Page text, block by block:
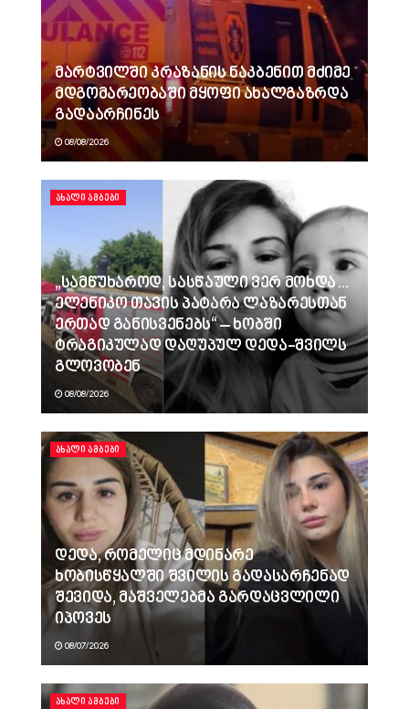
მარტვილში კრაზანის ნაკბენით მძიმე
მდგომარეობაში მყოფი ახალგაზრდა
გადაარჩინეს
08/08/2026
ᲐᲮᲐᲚᲘ ᲐᲛᲑᲔᲑᲘ
„სამწუხაროდ, სასწაული ვერ მოხდა…
ელენიკო თავის პატარა ლაზარესთან
ერთად განისვენებს“ – ხობში
ტრაგიკულად დაღუპულ დედა-შვილს
გლოვობენ
08/08/2026
ᲐᲮᲐᲚᲘ ᲐᲛᲑᲔᲑᲘ
დედა, რომელიც მდინარე
ხობისწყალში შვილის გადასარჩენად
შევიდა, მაშველებმა გარდაცვლილი
იპოვეს
08/07/2026
ᲐᲮᲐᲚᲘ ᲐᲛᲑᲔᲑᲘ